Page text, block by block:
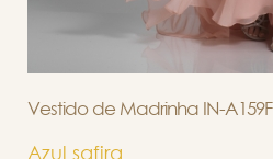
Vestido de Madrinha IN-A159F
Azul safira